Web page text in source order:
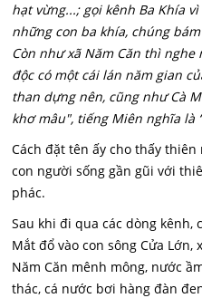
hạt vừng...; gọi kênh Ba Khía
những con ba khía, chúng
Còn như xã Năm Căn thì
độc có một cái lán năm gian
than dựng nên, cũng như Cà
khơ mâu", tiếng Miên nghĩa là
Cách đặt tên ấy cho thấy
con người sống gần gũi với
phác.
Sau khi đi qua các dòng kênh,
Mắt đổ vào con sông Cửa Lớn,
Năm Căn mênh mông, nước
thác, cá nước bơi hàng đàn